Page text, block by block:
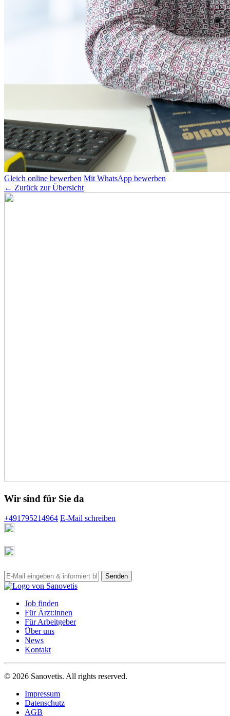
Gleich online bewerben Mit WhatsApp bewerben
← Zurück zur Übersicht
Wir sind für Sie da
+491795214964 E-Mail schreiben
Job finden
Für Ärzt:innen
Für Arbeitgeber
Über uns
News
Kontakt
© 2026 Sanovetis. All rights reserved.
Impressum
Datenschutz
AGB